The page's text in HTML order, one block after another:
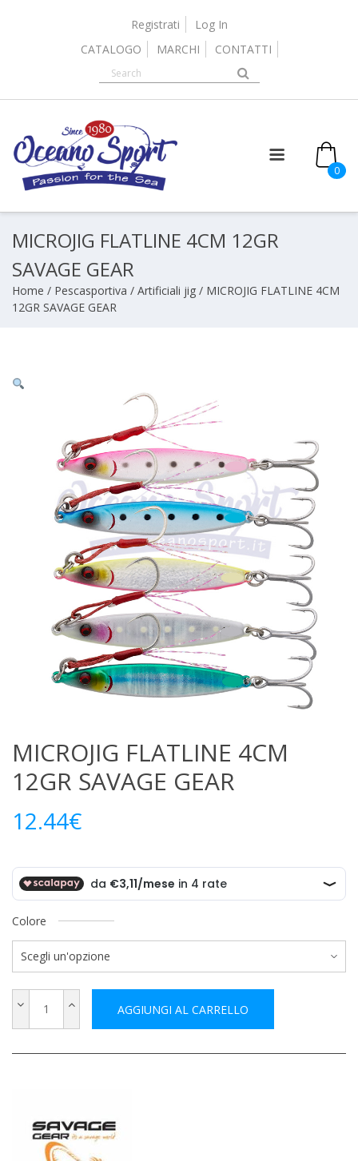
Registrati
Log In
CATALOGO
MARCHI CONTATTI
0
MICROJIG FLATLINE 4CM 12GR
SAVAGE GEAR
Home / Pescasportiva / Artificiali jig / MICROJIG FLATLINE 4CM
12GR SAVAGE GEAR
MICROJIG FLATLINE 4CM
12GR SAVAGE GEAR
12.44€
Colore
AGGIUNGI AL CARRELLO